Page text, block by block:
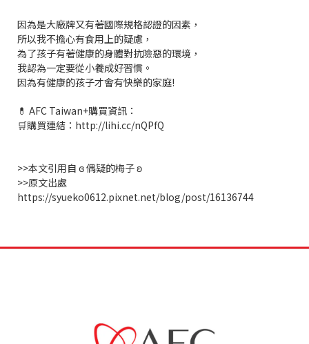
因為是大廠牌又有著國際規格認證的因素，
所以我不擔心有食用上的疑慮，
為了孩子有著健康的身體對抗險惡的環境，
我認為一定要從小養成好習慣。
因為有健康的孩子才會有快樂的家庭!
💊 AFC Taiwan+購買資訊：
🛒購買連結：http://lihi.cc/nQPfQ
>>本文引用自 ɞ 偶疑的梅子 ʚ
>>原文出處
https://syueko0612.pixnet.net/blog/post/16136744